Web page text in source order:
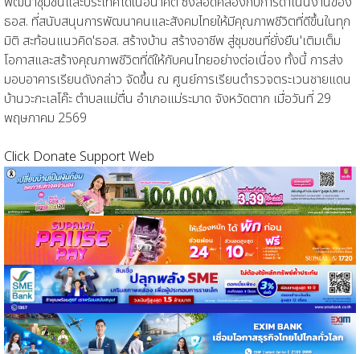
ธอส. ที่สนับสนุนการพัฒนาคนและสังคมไทยให้มีคุณภาพชีวิตที่ดีขึ้นในทุก
มิติ สะท้อนแนวคิด'ธอส. สร้างบ้าน สร้างอาชีพ สู่ชุมชนที่ยั่งยืน'เติมเต็ม
โอกาสและสร้างคุณภาพชีวิตที่ดีให้กับคนไทยอย่างต่อเนื่อง ทั้งนี้ การส่ง
มอบอาคารเรียนดังกล่าว จัดขึ้น ณ ศูนย์การเรียนตำรวจตระเวนชายแดน
บ้านวะกะเลโค๊ะ ตำบลแม่ตื่น อำเภอแม่ระมาด จังหวัดตาก เมื่อวันที่ 29
พฤษภาคม 2569
Click Donate Support Web